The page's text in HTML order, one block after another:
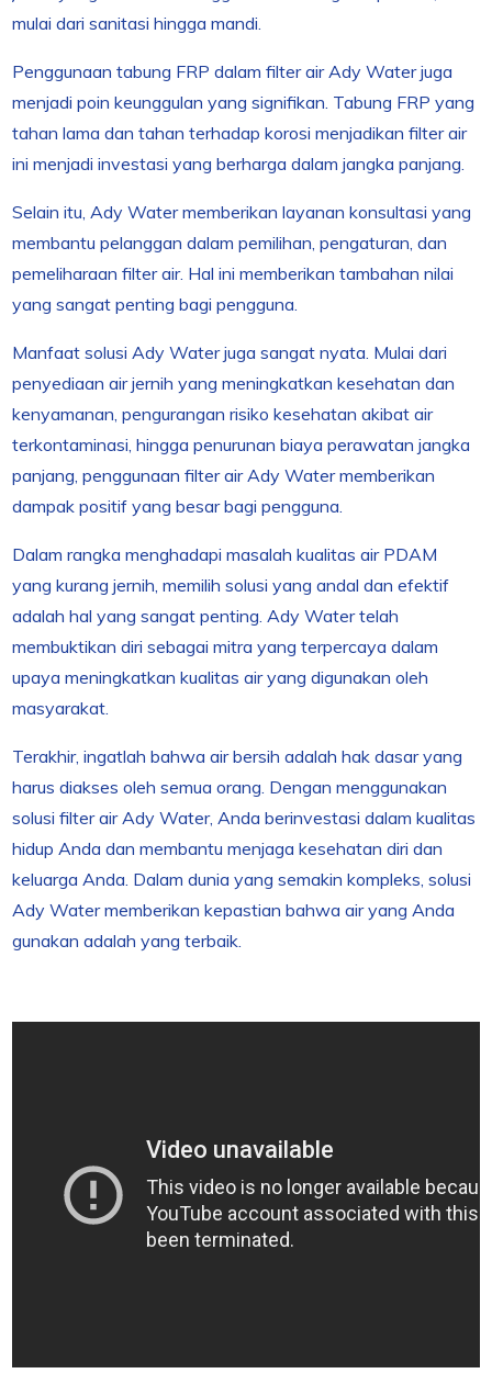
mulai dari sanitasi hingga mandi.
Penggunaan tabung FRP dalam filter air Ady Water juga
menjadi poin keunggulan yang signifikan. Tabung FRP yang
tahan lama dan tahan terhadap korosi menjadikan filter air
ini menjadi investasi yang berharga dalam jangka panjang.
Selain itu, Ady Water memberikan layanan konsultasi yang
membantu pelanggan dalam pemilihan, pengaturan, dan
pemeliharaan filter air. Hal ini memberikan tambahan nilai
yang sangat penting bagi pengguna.
Manfaat solusi Ady Water juga sangat nyata. Mulai dari
penyediaan air jernih yang meningkatkan kesehatan dan
kenyamanan, pengurangan risiko kesehatan akibat air
terkontaminasi, hingga penurunan biaya perawatan jangka
panjang, penggunaan filter air Ady Water memberikan
dampak positif yang besar bagi pengguna.
Dalam rangka menghadapi masalah kualitas air PDAM
yang kurang jernih, memilih solusi yang andal dan efektif
adalah hal yang sangat penting. Ady Water telah
membuktikan diri sebagai mitra yang terpercaya dalam
upaya meningkatkan kualitas air yang digunakan oleh
masyarakat.
Terakhir, ingatlah bahwa air bersih adalah hak dasar yang
harus diakses oleh semua orang. Dengan menggunakan
solusi filter air Ady Water, Anda berinvestasi dalam kualitas
hidup Anda dan membantu menjaga kesehatan diri dan
keluarga Anda. Dalam dunia yang semakin kompleks, solusi
Ady Water memberikan kepastian bahwa air yang Anda
gunakan adalah yang terbaik.